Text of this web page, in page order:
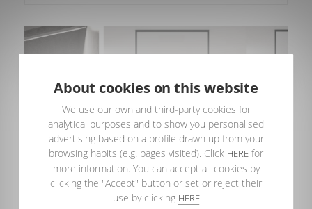
About cookies on this website
We use our own and third-party cookies for
analytical purposes and to show you personalised
advertising based on a profile drawn up from your
browsing habits (e.g. pages visited). Click HERE for
more information. You can accept all cookies by
clicking the "Accept" button or set or reject their
use by clicking HERE